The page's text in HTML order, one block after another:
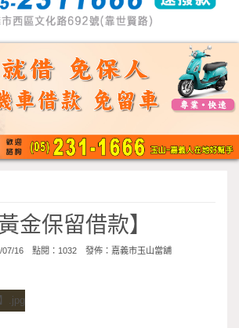
黃金保留借款】
07/16 點閱：1032 發佈： 嘉義市玉山當舖